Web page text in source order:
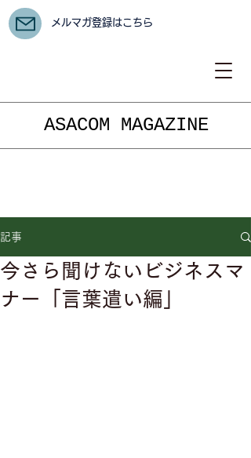
ASACOM MAGAZINE
メルマガ登録はこちら
記事
今さら聞けないビジネスマ
ナー「言葉遣い編」